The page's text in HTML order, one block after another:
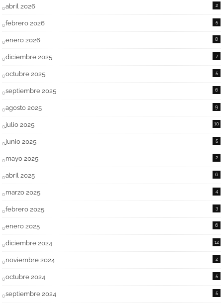
abril 2026 2
febrero 2026 5
enero 2026 8
diciembre 2025 7
octubre 2025 5
septiembre 2025 6
agosto 2025 9
julio 2025 10
junio 2025 5
mayo 2025 2
abril 2025 6
marzo 2025 4
febrero 2025 3
enero 2025 6
diciembre 2024 12
noviembre 2024 2
octubre 2024 5
septiembre 2024 5